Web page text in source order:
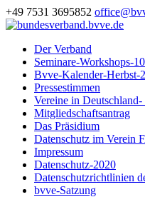
+49 7531 3695852
Der Verband
Seminare-Workshops-
Bvve-Kalender-Herbst-
Pressestimmen
Vereine in Deutschland-
Mitgliedschaftsantrag
Das Präsidium
Datenschutz im Verein
Impressum
Datenschutz-2020
Datenschutzrichtlinien
bvve-Satzung